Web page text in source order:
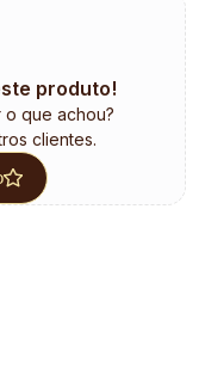
produto!
o que achou?
clientes.